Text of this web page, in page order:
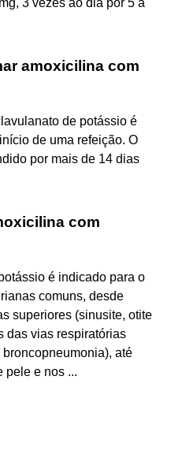
amoxicilina com
de potássio é
de uma refeição. O
por mais de 14 dias
com
é indicado para o
comuns, desde
superiores (sinusite, otite
das vias respiratórias
até
pele e nos ...